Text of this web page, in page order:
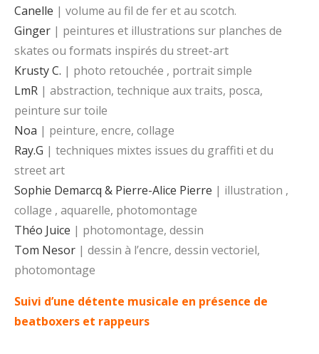
Canelle | volume au fil de fer et au scotch.
Ginger | peintures et illustrations sur planches de
skates ou formats inspirés du street-art
Krusty C. | photo retouchée , portrait simple
LmR | abstraction, technique aux traits, posca,
peinture sur toile
Noa | peinture, encre, collage
Ray.G | techniques mixtes issues du graffiti et du
street art
Sophie Demarcq & Pierre-Alice Pierre | illustration ,
collage , aquarelle, photomontage
Théo Juice | photomontage, dessin
Tom Nesor | dessin à l’encre, dessin vectoriel,
photomontage
Suivi d’une détente musicale en présence de
beatboxers et rappeurs